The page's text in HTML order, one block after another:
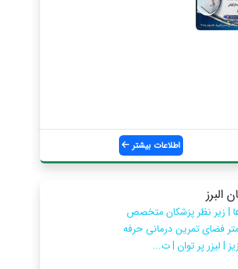
اطلاعات بیشتر
البرز
| زیر نظر پزشکان متخصص
های حرفه ای | مجهز به ۴۰۰ متر فضای تمرین درمانی حرفه
| لیزر پر توان | ت...